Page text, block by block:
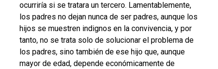
ocurriría si se tratara un tercero. Lamentablemente,
los padres no dejan nunca de ser padres, aunque los
hijos se muestren indignos en la convivencia, y por
tanto, no se trata solo de solucionar el problema de
los padres, sino también de ese hijo que, aunque
mayor de edad, depende económicamente de